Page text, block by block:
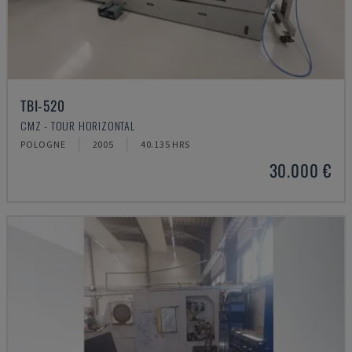
TBI-520
CMZ - TOUR HORIZONTAL
POLOGNE 2005 40.135 HRS
30.000 €